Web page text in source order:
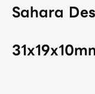
Sahara